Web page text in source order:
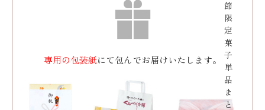
節
限
定
菓
子
単
品
ま
と
専用の包装紙にて包んでお届けいたします。